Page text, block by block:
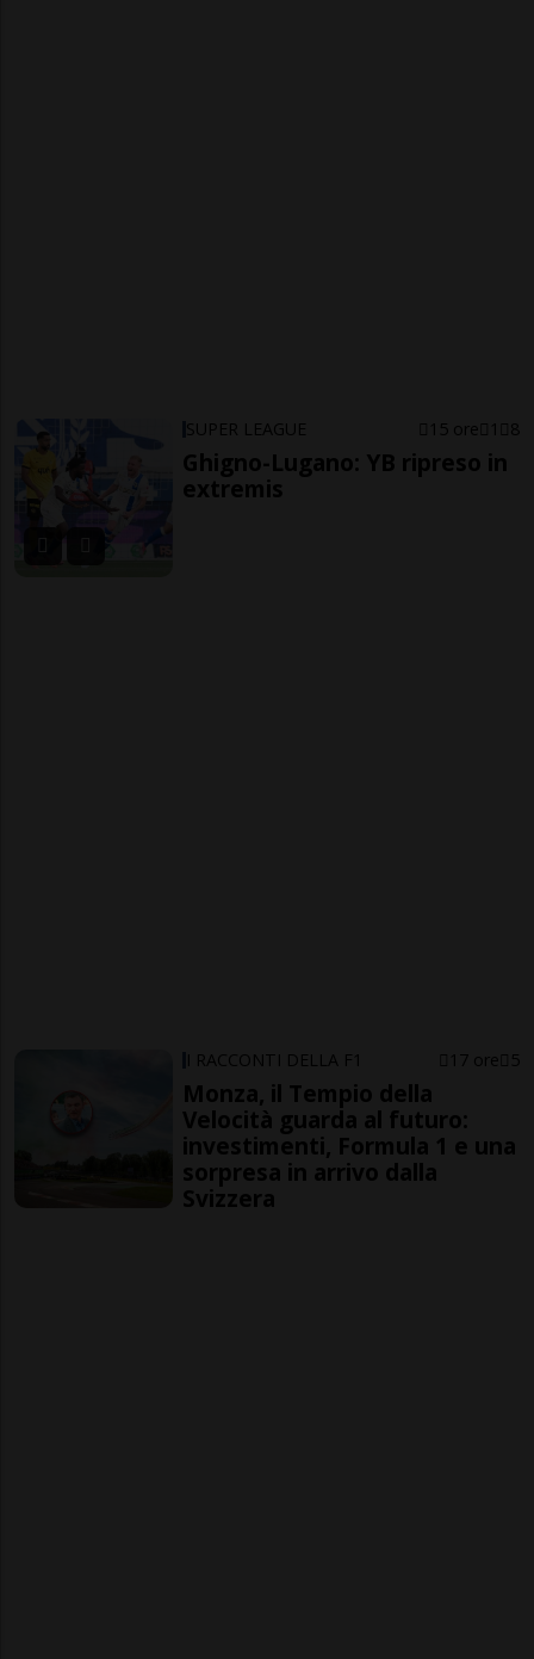
SUPER LEAGUE 15 ore 1 8
Ghigno-Lugano: YB ripreso in
extremis
I RACCONTI DELLA F1 17 ore 5
Monza, il Tempio della
Velocità guarda al futuro:
investimenti, Formula 1 e una
sorpresa in arrivo dalla
Svizzera